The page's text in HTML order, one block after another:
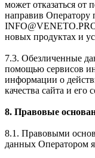
может отказаться
направив Оператору
новых продуктах и
7.3. Обезличенные
помощью сервисов
информации о
качества сайта и его
8. Правовые
8.1. Правовыми
данных Оператором